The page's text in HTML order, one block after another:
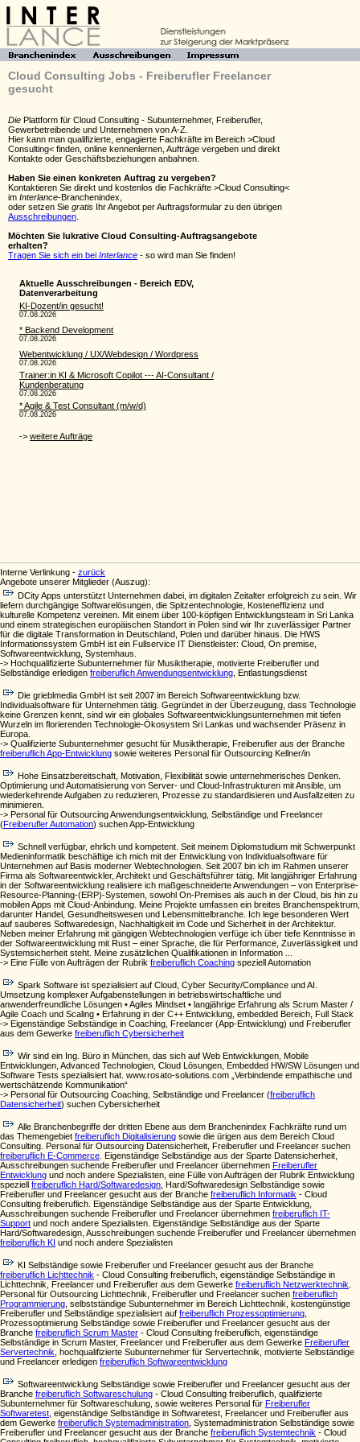
Cloud Consulting Jobs - Freiberufler Freelancer
gesucht
Die Plattform für Cloud Consulting - Subunternehmer, Freiberufler,
Gewerbetreibende und Unternehmen von A-Z.
Hier kann man qualifizierte, engagierte Fachkräfte im Bereich >Cloud
Consulting< finden, online kennenlernen, Aufträge vergeben und direkt
Kontakte oder Geschäftsbeziehungen anbahnen.
Haben Sie einen konkreten Auftrag zu vergeben?
Kontaktieren Sie direkt und kostenlos die Fachkräfte >Cloud Consulting<
im Interlance-Branchenindex,
oder setzen Sie gratis Ihr Angebot per Auftragsformular zu den übrigen
Ausschreibungen
Möchten Sie lukrative Cloud Consulting-Auftragsangebote
erhalten?
Tragen Sie sich ein bei Interlance - so wird man Sie finden!
Interne Verlinkung - zurück
Angebote unserer Mitglieder (Auszug):
DCity Apps unterstützt Unternehmen dabei, im digitalen Zeitalter erfolgreich zu sein. Wir
liefern durchgängige Softwarelösungen, die Spitzentechnologie, Kosteneffizienz und
kulturelle Kompetenz vereinen. Mit einem über 100-köpfigen Entwicklungsteam in Sri Lanka
und einem strategischen europäischen Standort in Polen sind wir Ihr zuverlässiger Partner
für die digitale Transformation in Deutschland, Polen und darüber hinaus. Die HWS
Informationssystem GmbH ist ein Fullservice IT Dienstleister: Cloud, On premise,
Softwareentwicklung, Systemhaus.
-> Hochqualifizierte Subunternehmer für Musiktherapie, motivierte Freiberufler und
Selbständige erledigen freiberuflich Anwendungsentwicklung , Entlastungsdienst
Die grieblmedia GmbH ist seit 2007 im Bereich Softwareentwicklung bzw.
Individualsoftware für Unternehmen tätig. Gegründet in der Überzeugung, dass Technologie
keine Grenzen kennt, sind wir ein globales Softwareentwicklungsunternehmen mit tiefen
Wurzeln im florierenden Technologie-Ökosystem Sri Lankas und wachsender Präsenz in
Europa.
-> Qualifizierte Subunternehmer gesucht für Musiktherapie, Freiberufler aus der Branche
freiberuflich App-Entwicklung sowie weiteres Personal für Outsourcing Kellner/in
Hohe Einsatzbereitschaft, Motivation, Flexibilität sowie unternehmerisches Denken.
Optimierung und Automatisierung von Server- und Cloud-Infrastrukturen mit Ansible, um
wiederkehrende Aufgaben zu reduzieren, Prozesse zu standardisieren und Ausfallzeiten zu
minimieren.
-> Personal für Outsourcing Anwendungsentwicklung, Selbständige und Freelancer
(Freiberufler Automation) suchen App-Entwicklung
Schnell verfügbar, ehrlich und kompetent. Seit meinem Diplomstudium mit Schwerpunkt
Medieninformatik beschäftige ich mich mit der Entwicklung von Individualsoftware für
Unternehmen auf Basis moderner Webtechnologien. Seit 2007 bin ich im Rahmen unserer
Firma als Softwareentwickler, Architekt und Geschäftsführer tätig. Mit langjähriger Erfahrung
in der Softwareentwicklung realisiere ich maßgeschneiderte Anwendungen – von Enterprise-
Resource-Planning-(ERP)-Systemen, sowohl On-Premises als auch in der Cloud, bis hin zu
mobilen Apps mit Cloud-Anbindung. Meine Projekte umfassen ein breites Branchenspektrum,
darunter Handel, Gesundheitswesen und Lebensmittelbranche. Ich lege besonderen Wert
auf sauberes Softwaredesign, Nachhaltigkeit im Code und Sicherheit in der Architektur.
Neben meiner Erfahrung mit gängigen Webtechnologien verfüge ich über tiefe Kenntnisse in
der Softwareentwicklung mit Rust – einer Sprache, die für Performance, Zuverlässigkeit und
Systemsicherheit steht. Meine zusätzlichen Qualifikationen in Information ...
-> Eine Fülle von Aufträgen der Rubrik freiberuflich Coaching speziell Automation
Spark Software ist spezialisiert auf Cloud, Cyber Security/Compliance und AI.
Umsetzung komplexer Aufgabenstellungen in betriebswirtschaftliche und
anwenderfreundliche Lösungen • Agiles Mindset • langjährige Erfahrung als Scrum Master /
Agile Coach und Scaling • Erfahrung in der C++ Entwicklung, embedded Bereich, Full Stack
-> Eigenständige Selbständige in Coaching, Freelancer (App-Entwicklung) und Freiberufler
aus dem Gewerke freiberuflich Cybersicherheit
Wir sind ein Ing. Büro in München, das sich auf Web Entwicklungen, Mobile
Entwicklungen, Advanced Technologien, Cloud Lösungen, Embedded HW/SW Lösungen und
Software Tests spezialisiert hat. www.rosato-solutions.com „Verbindende empathische und
wertschätzende Kommunikation“
-> Personal für Outsourcing Coaching, Selbständige und Freelancer (freiberuflich
Datensicherheit) suchen Cybersicherheit
Alle Branchenbegriffe der dritten Ebene aus dem Branchenindex Fachkräfte rund um
das Themengebiet freiberuflich Digitalisierung sowie die ürigen aus dem Bereich Cloud
Consulting. Personal für Outsourcing Datensicherheit, Freiberufler und Freelancer suchen
freiberuflich E-Commerce . Eigenständige Selbständige aus der Sparte Datensicherheit,
Ausschreibungen suchende Freiberufler und Freelancer übernehmen Freiberufler
Entwicklung und noch andere Spezialisten, eine Fülle von Aufträgen der Rubrik Entwicklung
speziell freiberuflich Hard/Softwaredesign , Hard/Softwaredesign Selbständige sowie
Freiberufler und Freelancer gesucht aus der Branche freiberuflich Informatik - Cloud
Consulting freiberuflich. Eigenständige Selbständige aus der Sparte Entwicklung,
Ausschreibungen suchende Freiberufler und Freelancer übernehmen freiberuflich IT-
Support und noch andere Spezialisten. Eigenständige Selbständige aus der Sparte
Hard/Softwaredesign, Ausschreibungen suchende Freiberufler und Freelancer übernehmen
freiberuflich KI und noch andere Spezialisten
KI Selbständige sowie Freiberufler und Freelancer gesucht aus der Branche
freiberuflich Lichttechnik - Cloud Consulting freiberuflich, eigenständige Selbständige in
Lichttechnik, Freelancer und Freiberufler aus dem Gewerke freiberuflich Netzwerktechnik
Personal für Outsourcing Lichttechnik, Freiberufler und Freelancer suchen freiberuflich
Programmierung , selbstständige Subunternehmer im Bereich Lichttechnik, kostengünstige
Freiberufler und Selbständige spezialisiert auf freiberuflich Prozessoptimierung
Prozessoptimierung Selbständige sowie Freiberufler und Freelancer gesucht aus der
Branche freiberuflich Scrum Master - Cloud Consulting freiberuflich, eigenständige
Selbständige in Scrum Master, Freelancer und Freiberufler aus dem Gewerke Freiberufler
Servertechnik , hochqualifizierte Subunternehmer für Servertechnik, motivierte Selbständige
und Freelancer erledigen freiberuflich Softwareentwicklung
Softwareentwicklung Selbständige sowie Freiberufler und Freelancer gesucht aus der
Branche freiberuflich Softwareschulung - Cloud Consulting freiberuflich, qualifizierte
Subunternehmer für Softwareschulung, sowie weiteres Personal für Freiberufler
Softwaretest , eigenständige Selbständige in Softwaretest, Freelancer und Freiberufler aus
dem Gewerke freiberuflich Systemadministration , Systemadministration Selbständige sowie
Freiberufler und Freelancer gesucht aus der Branche freiberuflich Systemtechnik - Cloud